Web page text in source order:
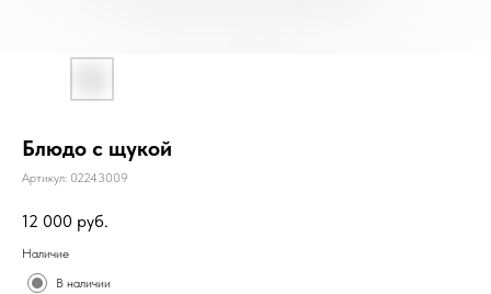
Блюдо с щукой
Артикул: 02243009
12 000 руб.
Наличие
В наличии